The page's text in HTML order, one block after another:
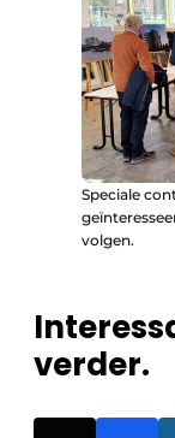
Speciale
volgen.
verder.